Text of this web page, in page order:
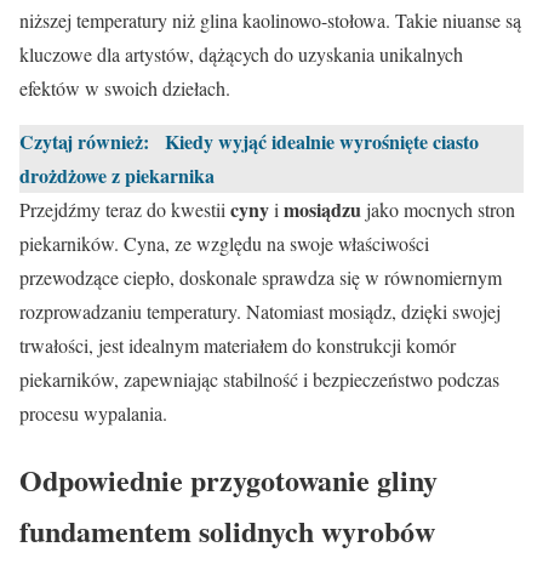
niższej temperatury niż glina kaolinowo-stołowa. Takie niuanse są
kluczowe dla artystów, dążących do uzyskania unikalnych
efektów w swoich dziełach.
Czytaj również:
Kiedy wyjąć idealnie wyrośnięte ciasto
drożdżowe z piekarnika
Przejdźmy teraz do kwestii cynyi mosiądzujako mocnych stron
piekarników. Cyna, ze względu na swoje właściwości
przewodzące ciepło, doskonale sprawdza się w równomiernym
rozprowadzaniu temperatury. Natomiast mosiądz, dzięki swojej
trwałości, jest idealnym materiałem do konstrukcji komór
piekarników, zapewniając stabilność i bezpieczeństwo podczas
procesu wypalania.
Odpowiednie przygotowanie gliny
fundamentem solidnych wyrobów